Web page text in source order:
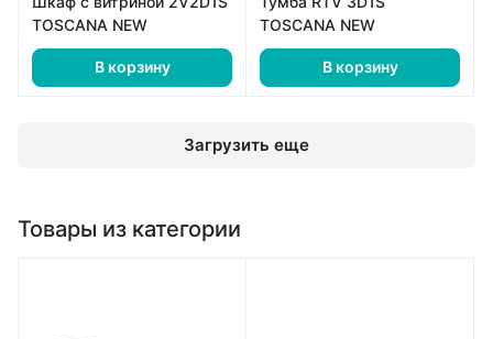
TOSCANA NEW
В корзину
TOSCANA NEW
В корзину
Загрузить еще
Товары из категории